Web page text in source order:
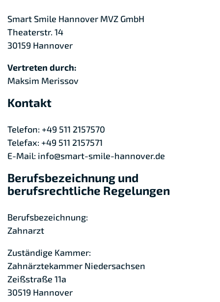
Smart Smile Hannover MVZ GmbH
Theaterstr. 14
30159 Hannover
Vertreten durch:
Maksim Merissov
Kontakt
Telefon: +49 511 2157570
Telefax: +49 511 2157571
E-Mail: info@smart-smile-hannover.de
Berufsbezeichnung und
berufsrechtliche Regelungen
Berufsbezeichnung:
Zahnarzt
Zuständige Kammer:
Zahnärztekammer Niedersachsen
Zeißstraße 11a
30519 Hannover